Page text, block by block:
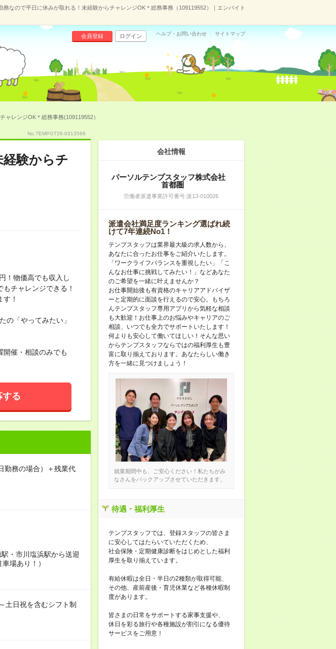
務なので平日に休みが取れる！未経験からチャレンジOK＊総務事務（109119552）｜エンバイト
会員登録 ログイン ヘルプ・お問い合わせ サイトマップ
ャレンジOK＊総務事務(109119552）
No.TEMPGT26-0313568
験からチ
！物価高でも収入し
チャレンジできる！
！
の「やってみたい」
開催・相談のみでも
する
務の場合）＋残業代
・市川塩浜駅から送迎
場あり！）
日祝を含むシフト制
会社情報
パーソルテンプスタッフ株式会社
首都圏
労働者派遣事業許可番号:派13-010026
派遣会社満足度ランキング選ばれ続
けて7年連続No1！
テンプスタッフは業界最大級の求人数から、
あなたに合ったお仕事をご紹介いたします。
「ワークライフバランスを重視したい」「こ
んなお仕事に挑戦してみたい！」などあなた
のご希望を一緒に叶えませんか？
お仕事開始後も有資格のキャリアアドバイザ
ーと定期的に面談を行えるので安心。もちろ
んテンプスタッフ専用アプリから気軽な相談
も大歓迎！お仕事上のお悩みやキャリアのご
相談、いつでも全力でサポートいたします！
何よりも安心して働いてほしい！そんな思い
からテンプスタッフならではの福利厚生も豊
富に取り揃えております。あなたらしい働き
方を一緒に見つけましょう！
就業期間中も、ご安心ください！私たちがみ
なさんをバックアップさせていただきます。
待遇・福利厚生
テンプスタッフでは、登録スタッフの皆さま
に安心してはたらいていただくため、
社会保険・定期健康診断をはじめとした福利
厚生を取り揃えています。
有給休暇は全日・半日の2種類が取得可能、
その他、産前産後・育児休業など各種休暇制
度があります。
皆さまの日常をサポートする家事支援や、
休日を彩る旅行や各種施設が割引になる優待
サービスをご用意！